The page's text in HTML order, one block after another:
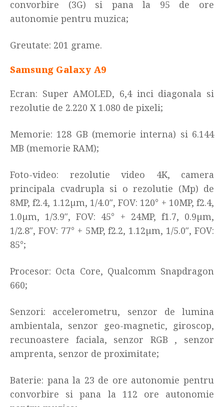
convorbire (3G) si pana la 95 de ore
autonomie pentru muzica;
Greutate: 201 grame.
Samsung Galaxy A9
Ecran: Super AMOLED, 6,4 inci diagonala si
rezolutie de 2.220 X 1.080 de pixeli;
Memorie: 128 GB (memorie interna) si 6.144
MB (memorie RAM);
Foto-video: rezolutie video 4K, camera
principala cvadrupla si o rezolutie (Mp) de
8MP, f2.4, 1.12µm, 1/4.0″, FOV: 120° + 10MP, f2.4,
1.0µm, 1/3.9″, FOV: 45° + 24MP, f1.7, 0.9µm,
1/2.8″, FOV: 77° + 5MP, f2.2, 1.12µm, 1/5.0″, FOV:
85°;
Procesor: Octa Core, Qualcomm Snapdragon
660;
Senzori: accelerometru, senzor de lumina
ambientala, senzor geo-magnetic, giroscop,
recunoastere faciala, senzor RGB , senzor
amprenta, senzor de proximitate;
Baterie: pana la 23 de ore autonomie pentru
convorbire si pana la 112 ore autonomie